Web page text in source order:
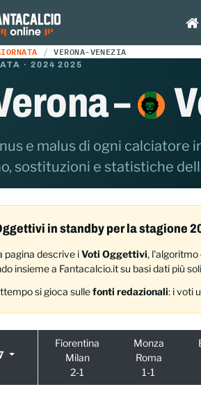
VERONA-VENEZIA
· 2024 2025
–
e malus di ogni calciatore
sostituzioni e statistiche
in standby per la stagione
pagina descrive iVoti Oggettivi,
insieme a Fantacalcio.it su basi dati più
si gioca sullefonti redazionali: i voti
Fiorentina
Milan
2-1
Monza
Roma
1-1